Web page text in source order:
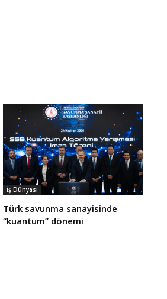
İş Dünyası
Türk savunma sanayisinde
“kuantum” dönemi